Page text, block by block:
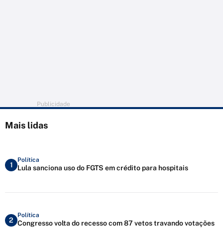
Publicidade
Mais lidas
1
Política
Lula sanciona uso do FGTS em crédito para hospitais
2
Política
Congresso volta do recesso com 87 vetos travando votações